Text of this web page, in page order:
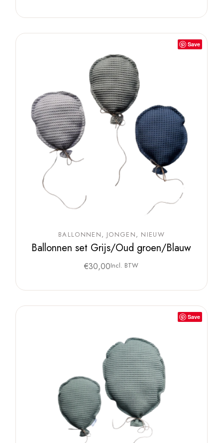
Save
BALLONNEN JONGEN NIEUW
Ballonnen set Grijs/Oud groen/Blauw
€30,00Incl. BTW
Save